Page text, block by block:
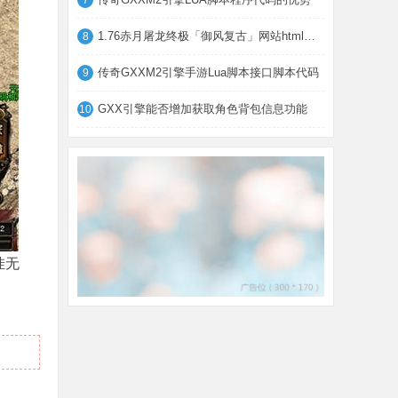
无
8 1.76赤月屠龙终极「御风复古」网站html模板
9 传奇GXXM2引擎手游Lua脚本接口脚本代码
10 GXX引擎能否增加获取角色背包信息功能